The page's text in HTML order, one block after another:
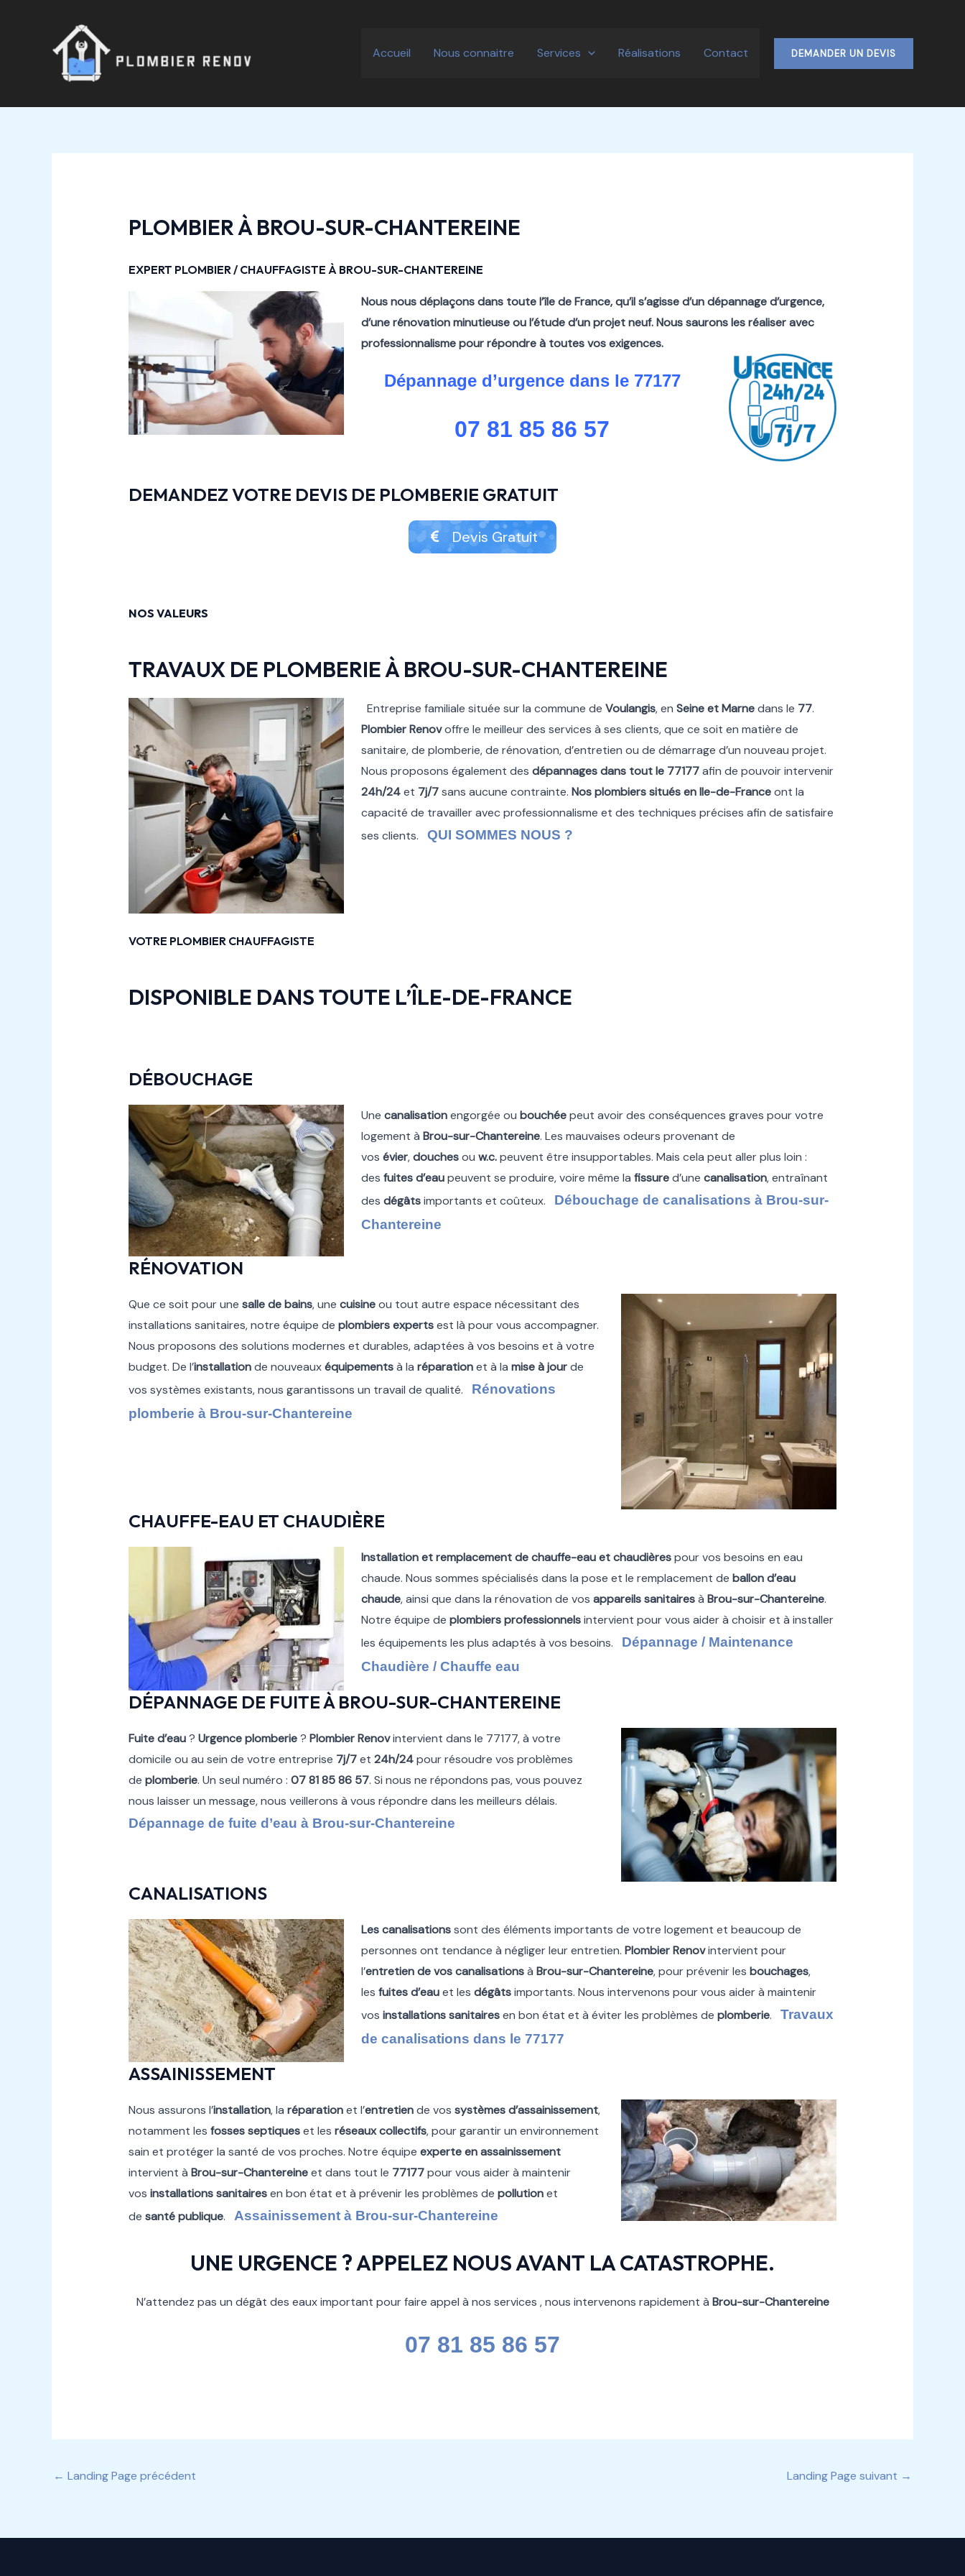
Accueil Nous connaitre Services Réalisations Contact DEMANDER UN DEVIS
PLOMBIER À BROU-SUR-CHANTEREINE
EXPERT PLOMBIER / CHAUFFAGISTE À BROU-SUR-CHANTEREINE
Nous nous déplaçons dans toute l’île de France, qu’il s’agisse d’un dépannage d’urgence,
d’une rénovation minutieuse ou l’étude d’un projet neuf.Nous saurons les réaliser avec
professionnalisme pour répondre à toutes vos exigences.
Dépannage d’urgence dans le 77177
07 81 85 86 57
DEMANDEZ VOTRE DEVIS DE PLOMBERIE GRATUIT
Devis Gratuit
NOS VALEURS
TRAVAUX DE PLOMBERIE À BROU-SUR-CHANTEREINE
Entreprise familiale située sur la commune de Voulangis, en Seine et Marnedans le 77.
Plombier Renovoffre le meilleur des services à ses clients, que ce soit en matière de
sanitaire, de plomberie, de rénovation, d’entretien ou de démarrage d’un nouveau projet.
Nous proposons également des dépannages dans tout le 77177afin de pouvoir intervenir
24h/24et 7j/7sans aucune contrainte. Nos plombiers situés en Ile-de-Franceont la
capacité de travailler avec professionnalisme et des techniques précises afin de satisfaire
ses clients. QUI SOMMES NOUS ?
VOTRE PLOMBIER CHAUFFAGISTE
DISPONIBLE DANS TOUTE L’ÎLE-DE-FRANCE
DÉBOUCHAGE
Une canalisationengorgée ou bouchéepeut avoir des conséquences graves pour votre
logement à Brou-sur-Chantereine. Les mauvaises odeurs provenant de
vos évier,douchesou w.c.peuvent être insupportables. Mais cela peut aller plus loin :
des fuites d’eaupeuvent se produire, voire même la fissured’une canalisation, entraînant
des dégâtsimportants et coûteux. Débouchage de canalisations à Brou-sur-
Chantereine
RÉNOVATION
Que ce soit pour une salle de bains, une cuisineou tout autre espace nécessitant des
installations sanitaires, notre équipe de plombiers expertsest là pour vous accompagner.
Nous proposons des solutions modernes et durables, adaptées à vos besoins et à votre
budget. De l’installationde nouveauxéquipementsà la réparationet à la mise à jourde
vos systèmes existants, nous garantissons un travail de qualité. Rénovations
plomberie à Brou-sur-Chantereine
CHAUFFE-EAU ET CHAUDIÈRE
Installation et remplacement de chauffe-eau et chaudièrespour vos besoins en eau
chaude. Nous sommes spécialisés dans la pose et le remplacement de ballon d’eau
chaude, ainsi que dans la rénovation de vos appareils sanitairesà Brou-sur-Chantereine.
Notre équipe de plombiers professionnelsintervient pour vous aider à choisir et à installer
les équipements les plus adaptés à vos besoins. Dépannage / Maintenance
Chaudière / Chauffe eau
DÉPANNAGE DE FUITE À BROU-SUR-CHANTEREINE
Fuite d’eau? Urgence plomberie? Plombier Renovintervient dans le 77177, à votre
domicile ou au sein de votre entreprise 7j/7et 24h/24pour résoudre vos problèmes
de plomberie. Un seul numéro : 07 81 85 86 57. Si nous ne répondons pas, vous pouvez
nous laisser un message, nous veillerons à vous répondre dans les meilleurs délais.
Dépannage de fuite d’eau à Brou-sur-Chantereine
CANALISATIONS
Les canalisationssont des éléments importants de votre logement et beaucoup de
personnes ont tendance à négliger leur entretien. Plombier Renovintervient pour
l’entretien de vos canalisationsà Brou-sur-Chantereine, pour prévenir les bouchages,
les fuites d’eauet les dégâtsimportants. Nous intervenons pour vous aider à maintenir
vos installations sanitairesen bon état et à éviter les problèmes de plomberie. Travaux
de canalisations dans le 77177
ASSAINISSEMENT
Nous assurons l’installation, la réparationet l’entretiende vos systèmes d’assainissement,
notamment les fosses septiqueset les réseaux collectifs, pour garantir un environnement
sain et protéger la santé de vos proches. Notre équipe experte en assainissement
intervient à Brou-sur-Chantereineet dans tout le 77177pour vous aider à maintenir
vos installations sanitairesen bon état et à prévenir les problèmes de pollutionet
de santé publique. Assainissement à Brou-sur-Chantereine
UNE URGENCE ? APPELEZ NOUS AVANT LA CATASTROPHE.
N’attendez pas un dégât des eaux important pour faire appel à nos services , nous intervenons rapidement à Brou-sur-Chantereine
07 81 85 86 57
des
articles
← Landing Page précédent Landing Page suivant →